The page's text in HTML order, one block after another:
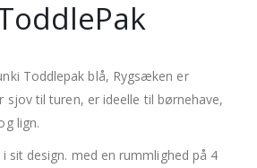
Toddlepak blå, Rygsæken er
sjov til turen, er ideelle til børnehave,
lign.
sit design. med en rummlighed på 4